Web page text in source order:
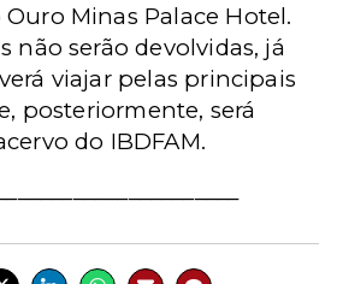
Minas Palace Hotel.
não serão devolvidas, já
viajar pelas principais
posteriormente, será
do IBDFAM.